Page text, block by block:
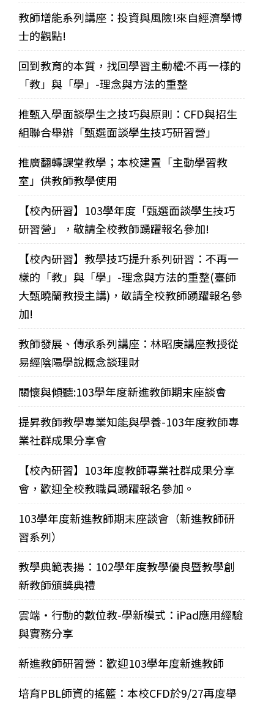
教師增能系列講座：投資與風險!來自經濟學博
士的觀點!
回到教育的本質，找回學習主動權:不再一樣的
「教」與「學」-理念與方法的重整
推甄入學面談學生之技巧與原則：CFD與招生
組聯合舉辦「甄選面談學生技巧研習營」
推廣翻轉課堂教學；本校建置「主動學習教
室」供教師教學使用
【校內研習】103學年度「甄選面談學生技巧
研習營」，敬請全校教師踴躍報名參加!
【校內研習】教學技巧提升系列研習：不再一
樣的「教」與「學」-理念與方法的重整(臺師
大甄曉蘭教授主講)，敬請全校教師踴躍報名參
加!
教師發展、傳承系列講座：林昭庚講座教授從
易經陰陽學說概念談理財
關懷與傾聽:103學年度新進教師期末座談會
提昇教師教學專業知能與學養-103年度教師專
業社群成果分享會
【校內研習】103年度教師專業社群成果分享
會，歡迎全校教職員踴躍報名參加。
103學年度新進教師期末座談會（新進教師研
習系列）
教學典範表揚：102學年度教學優良暨教學創
新教師頒獎典禮
雲端‧行動的數位教-學新模式：iPad應用經驗
與實務分享
新進教師研習營：歡迎103學年度新進教師
培育PBL師資的搖籃：本校CFD於9/27再度舉